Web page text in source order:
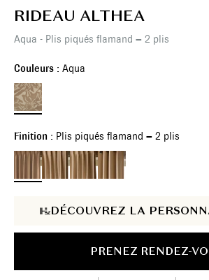
RIDEAU ALTHEA
Aqua - Plis piqués flamand – 2 plis
Couleurs : Aqua
Finition : Plis piqués flamand – 2 plis
DÉCOUVREZ LA
PRENEZ RENDEZ-